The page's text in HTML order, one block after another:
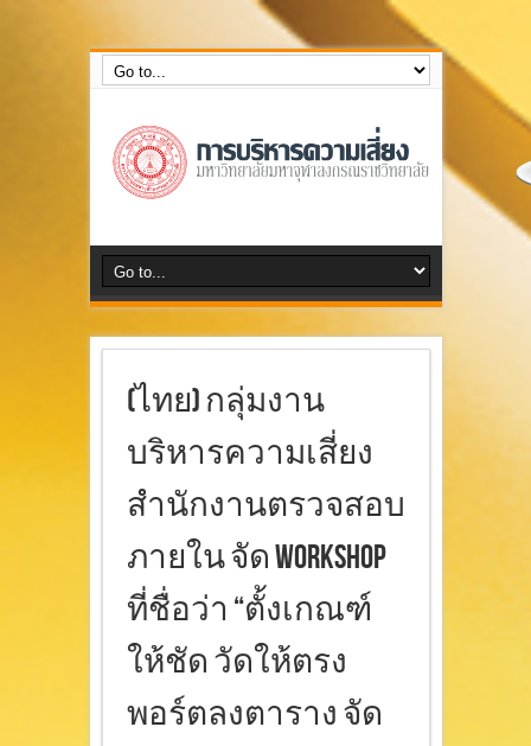
กลุ่มงานบริหารความเสี่ยง สำนักงานตรวจสอบภายใน
(ไทย) กลุ่มงาน
บริหารความเสี่ยง
สำนักงานตรวจสอบ
ภายใน จัด Workshop
ที่ชื่อว่า “ตั้งเกณฑ์
ให้ชัด วัดให้ตรง
พอร์ตลงตาราง จัด